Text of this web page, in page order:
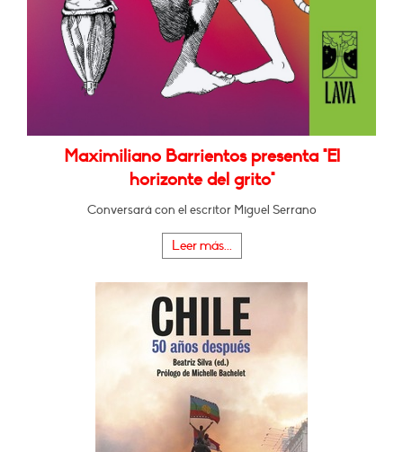
Maximiliano Barrientos presenta "El
horizonte del grito"
Conversará con el escritor Miguel Serrano
Leer más...